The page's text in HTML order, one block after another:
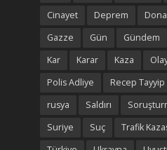
Cinayet
Deprem
Gazze
Gün Gündem
Kar
Karar Kaza
Polis Adliye
Recep
rusya
Saldırı
Suriye
Suç Trafik